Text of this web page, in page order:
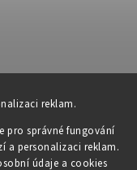
reklam.
pro správné fungování
a personalizaci reklam.
údaje a cookies